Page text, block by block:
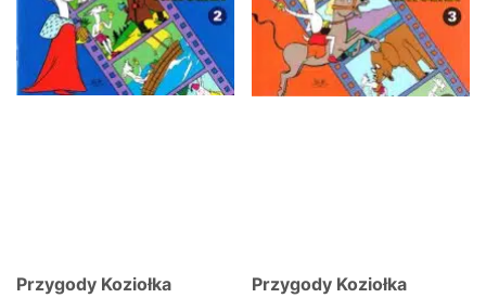
Przygody Koziołka
Przygody Koziołka